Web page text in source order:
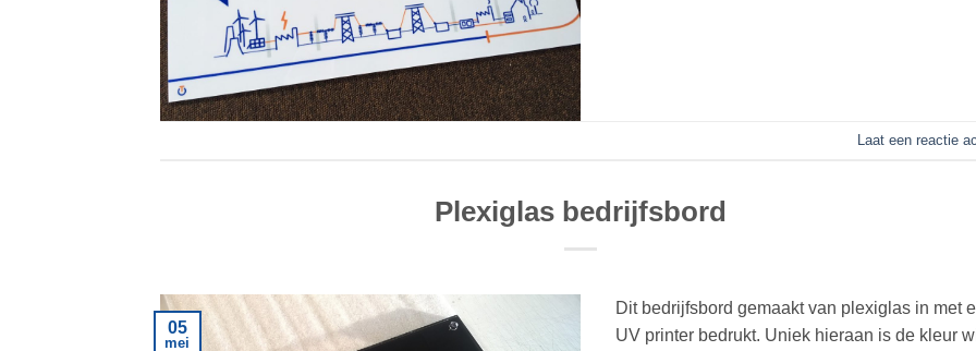
Laat een reactie
Plexiglas bedrijfsbord
05
mei
Dit bedrijfsbord gemaakt van plexiglas in met
UV printer bedrukt. Uniek hieraan is de kleur